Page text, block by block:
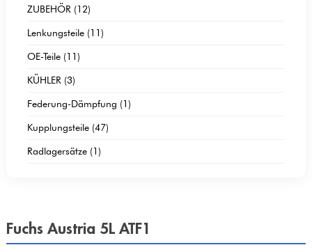
ZUBEHÖR (12)
Lenkungsteile (11)
OE-Teile (11)
KÜHLER (3)
Federung-Dämpfung (1)
Kupplungsteile (47)
Radlagersätze (1)
Fuchs Austria 5L ATF1